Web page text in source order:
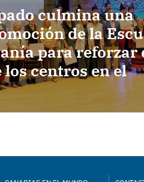
culmina una
de la
para reforzar
centros en el